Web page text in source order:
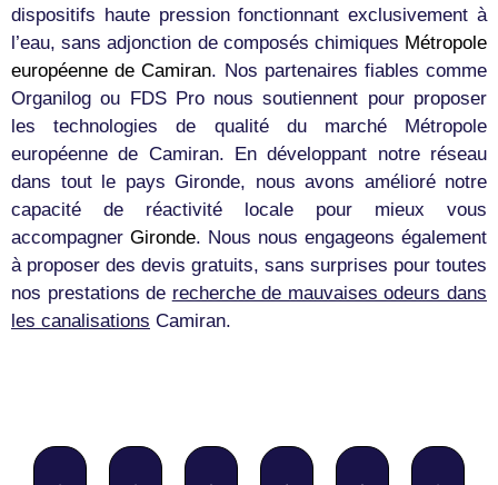
dispositifs haute pression fonctionnant exclusivement à
l’eau, sans adjonction de composés chimiques Métropole
européenne de Camiran. Nos partenaires fiables comme
Organilog ou FDS Pro nous soutiennent pour proposer
les technologies de qualité du marché Métropole
européenne de Camiran. En développant notre réseau
dans tout le pays Gironde, nous avons amélioré notre
capacité de réactivité locale pour mieux vous
accompagner Gironde. Nous nous engageons également
à proposer des devis gratuits, sans surprises pour toutes
nos prestations de recherche de mauvaises odeurs dans
les canalisations Camiran.